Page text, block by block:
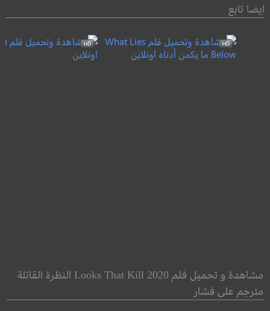
ايضا تابع
ما يكمن أدناه روما
مشاهدة و تحميل فلم Looks That Kill 2020 النظرة القاتلة
مترجم على فشار